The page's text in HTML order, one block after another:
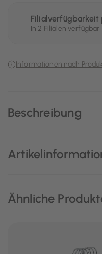
Beschreibung
Filialverfügbarkeit
In 2 Filialen verfügbar
Informationen nach